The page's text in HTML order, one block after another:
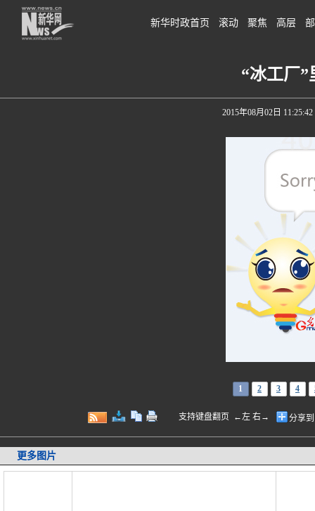
新华时政首页 滚动 聚焦 高层
“冰工厂”
2015年08月02日 11:25:42
1 2 3 4
支持键盘翻页 ←左 右→ 分享
更多图片